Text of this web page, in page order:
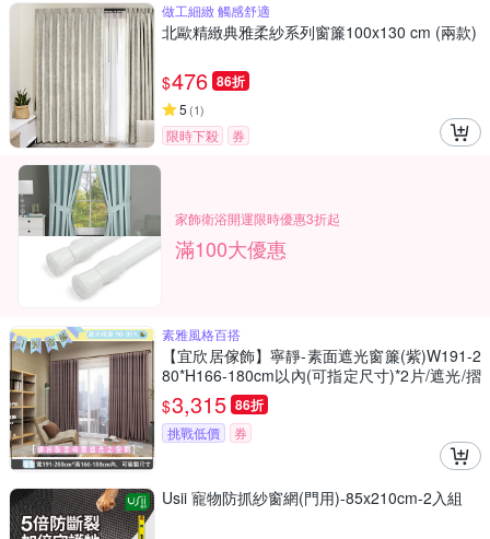
做工細緻 觸感舒適
北歐精緻典雅柔紗系列窗簾100x130 cm (兩款)
$476 86折
5 (1)
限時下殺 券
家飾衛浴開運限時優惠3折起
滿100大優惠
素雅風格百搭
【宜欣居傢飾】寧靜-素面遮光窗簾(紫)W191-2
80*H166-180cm以內(可指定尺寸)*2片/遮光/摺
景/半腰/窗簾/台灣製MIT
$3,315 86折
挑戰低價 券
Usii 寵物防抓紗窗網(門用)-85x210cm-2入組